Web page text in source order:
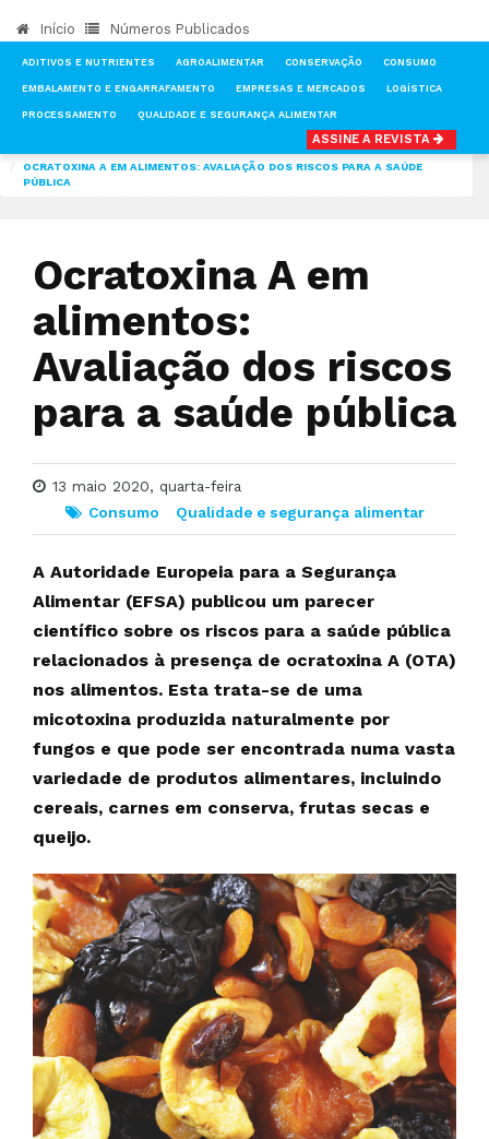
Início Números Publicados
ADITIVOS E NUTRIENTES AGROALIMENTAR CONSERVAÇÃO CONSUMO
EMBALAMENTO E ENGARRAFAMENTO EMPRESAS E MERCADOS LOGÍSTICA
PROCESSAMENTO QUALIDADE E SEGURANÇA ALIMENTAR
ASSINE A REVISTA
OCRATOXINA A EM ALIMENTOS: AVALIAÇÃO DOS RISCOS PARA A SAÚDE
PÚBLICA
Ocratoxina A em
alimentos:
Avaliação dos riscos
para a saúde pública
13 maio 2020, quarta-feira
Consumo
Qualidade e segurança alimentar
A Autoridade Europeia para a Segurança
Alimentar (EFSA) publicou um parecer
científico sobre os riscos para a saúde pública
relacionados à presença de ocratoxina A (OTA)
nos alimentos. Esta trata-se de uma
micotoxina produzida naturalmente por
fungos e que pode ser encontrada numa vasta
variedade de produtos alimentares, incluindo
cereais, carnes em conserva, frutas secas e
queijo.